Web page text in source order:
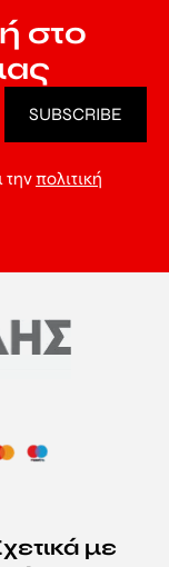
τηνπολιτική
στο
με